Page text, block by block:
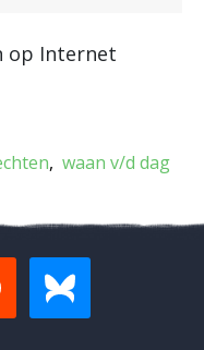
op Internet
waan v/d dag